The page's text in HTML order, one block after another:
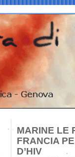
MARINE LE
FRANCIA
D’HIV